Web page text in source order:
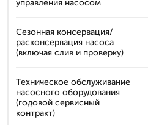
управления насосом
Сезонная консервация/
расконсервация насоса
(включая слив и проверку)
Техническое обслуживание
насосного оборудования
(годовой сервисный
контракт)